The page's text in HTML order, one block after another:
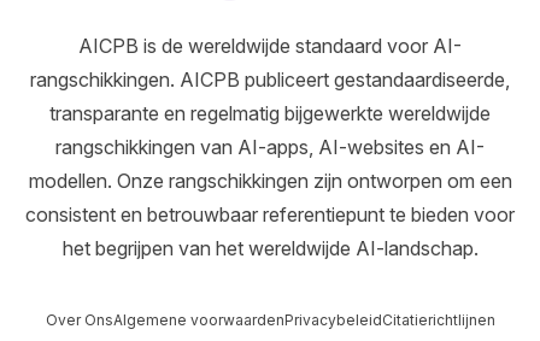
AICPB is de wereldwijde standaard voor AI-
rangschikkingen. AICPB publiceert gestandaardiseerde,
transparante en regelmatig bijgewerkte wereldwijde
rangschikkingen van AI-apps, AI-websites en AI-
modellen. Onze rangschikkingen zijn ontworpen om een
consistent en betrouwbaar referentiepunt te bieden voor
het begrijpen van het wereldwijde AI-landschap.
Over OnsAlgemene voorwaardenPrivacybeleidCitatierichtlijnen